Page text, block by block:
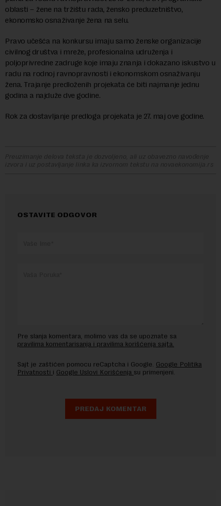
oblasti – žene na tržištu rada, žensko preduzetništvo,
ekonomsko osnaživanje žena na selu.
Pravo učešća na konkursu imaju samo ženske organizacije
civilnog društva i mreže, profesionalna udruženja i
poljoprivredne zadruge koje imaju znanja i dokazano iskustvo u
radu na rodnoj ravnopravnosti i ekonomskom osnaživanju
žena. Trajanje predloženih projekata će biti najmanje jednu
godina a najduže dve godine.
Rok za dostavljanje predloga projekata je 27. maj ove godine.
Preuzimanje delova teksta je dozvoljeno, ali uz obavezno navođenje
izvora i uz postavljanje linka ka izvornom tekstu na novaekonomija.rs
OSTAVITE ODGOVOR
Pre slanja komentara, molimo vas da se upoznate sa
pravilima komentarisanja i pravilima korišćenja sajta.
Sajt je zaštićen pomocu reCaptcha i Google. Google Politika
Privatnosti i Google Uslovi Korišćenja su primenjeni.